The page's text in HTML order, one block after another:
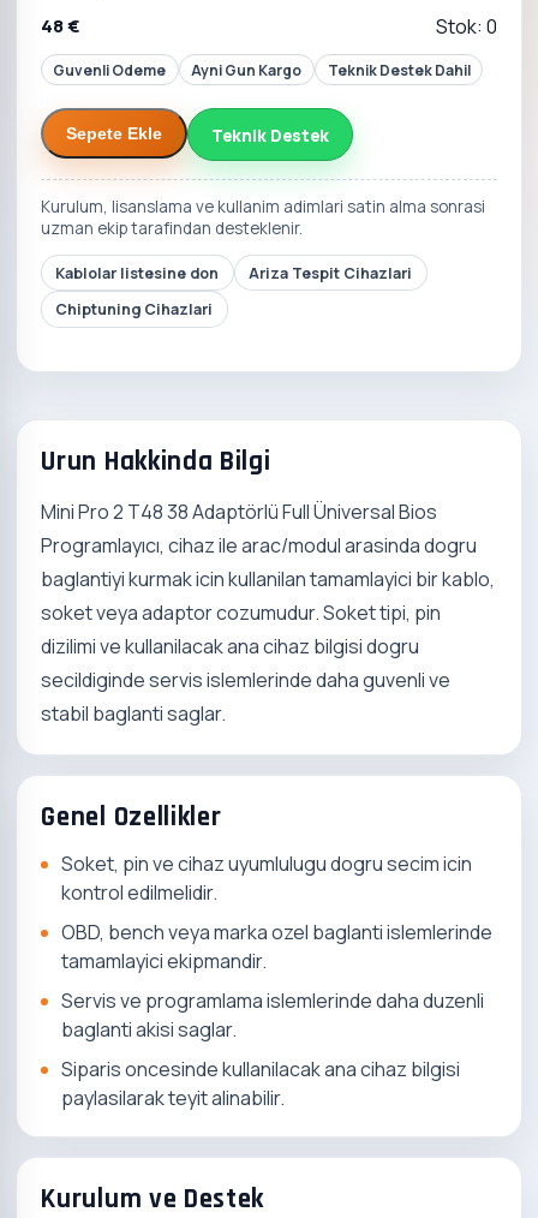
48 € Stok: 0
Guvenli Odeme Ayni Gun Kargo Teknik Destek Dahil
Sepete Ekle Teknik Destek
Kurulum, lisanslama ve kullanim adimlari satin alma sonrasi
uzman ekip tarafindan desteklenir.
Kablolar listesine don
Ariza Tespit Cihazlari
Chiptuning Cihazlari
Urun Hakkinda Bilgi
Mini Pro 2 T48 38 Adaptörlü Full Üniversal Bios
Programlayıcı, cihaz ile arac/modul arasinda dogru
baglantiyi kurmak icin kullanilan tamamlayici bir kablo,
soket veya adaptor cozumudur. Soket tipi, pin
dizilimi ve kullanilacak ana cihaz bilgisi dogru
secildiginde servis islemlerinde daha guvenli ve
stabil baglanti saglar.
Genel Ozellikler
Soket, pin ve cihaz uyumlulugu dogru secim icin
kontrol edilmelidir.
OBD, bench veya marka ozel baglanti islemlerinde
tamamlayici ekipmandir.
Servis ve programlama islemlerinde daha duzenli
baglanti akisi saglar.
Siparis oncesinde kullanilacak ana cihaz bilgisi
paylasilarak teyit alinabilir.
Kurulum ve Destek